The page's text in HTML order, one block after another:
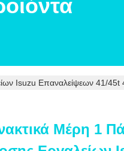
Isuzu Επαναλείψεων 41/45t
Μέρη 1